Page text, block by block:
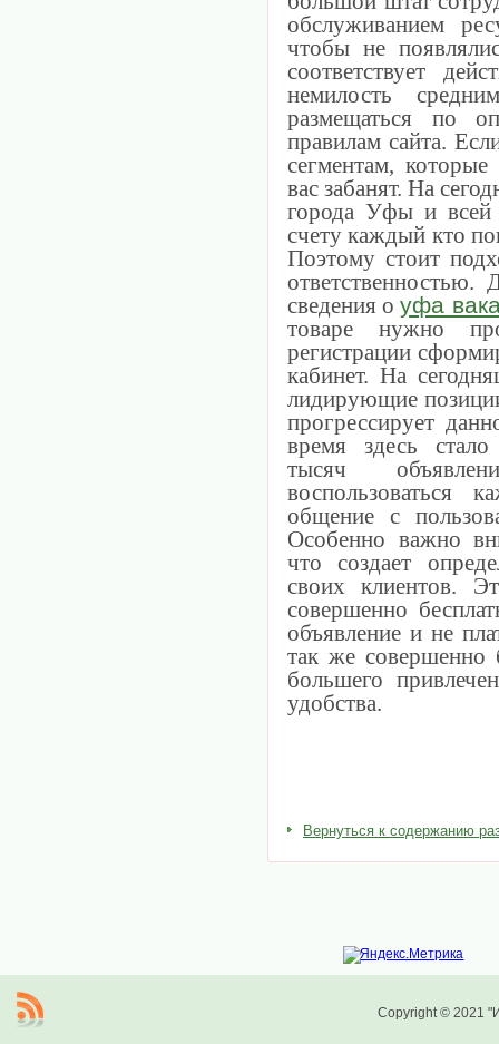
обслуживанием
чтобы не
соответствует
немилость
размещаться по
правилам сайта.
сегментам,
вас забанят. На
города Уфы и
счету каждый кто
Поэтому стоит
ответственностью.
сведения оуфа
товаре нужно
регистрации
кабинет. На
лидирующие
прогрессирует
время здесь
тысяч
воспользоваться
общение с
Особенно важно
что создает
своих клиентов.
совершенно
объявление и не
так же совершенно
большего
удобства.
Вернуться к содержанию
Copyright © 2021